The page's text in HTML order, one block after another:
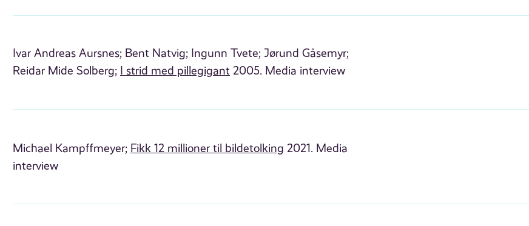
Ivar Andreas Aursnes; Bent Natvig; Ingunn Tvete; Jørund Gåsemyr;
Reidar Mide Solberg;
I strid med pillegigant 2005. Media interview
Michael Kampffmeyer; Fikk 12 millioner til bildetolking 2021. Media
interview